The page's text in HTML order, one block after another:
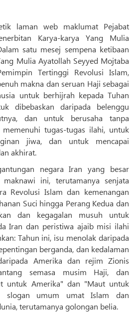
laman web maklumat Pejabat
Karya-karya Yang Mulia
satu mesej sempena ketibaan
Mulia Ayatollah Seyyed Mojtaba
Tertinggi Revolusi Islam,
makna dan seruan Haji sebagai
untuk berhijrah kepada Tuhan
dibebaskan daripada belenggu
dan untuk berusaha tanpa
tugas-tugas ilahi, untuk
jiwa, dan untuk mencapai
akhirat.
negara Iran yang besar
ini, terutamanya senjata
Revolusi Islam dan kemenangan
Suci hingga Perang Kedua dan
dan kegagalan musuh untuk
Iran dan peristiwa ajaib misi ilahi
Tahun ini, isu menolak daripada
berganda, dan kedalaman
Amerika dan rejim Zionis
semasa musim Haji, dan
untuk Amerika" dan "Maut untuk
slogan umum umat Islam dan
terutamanya golongan belia.